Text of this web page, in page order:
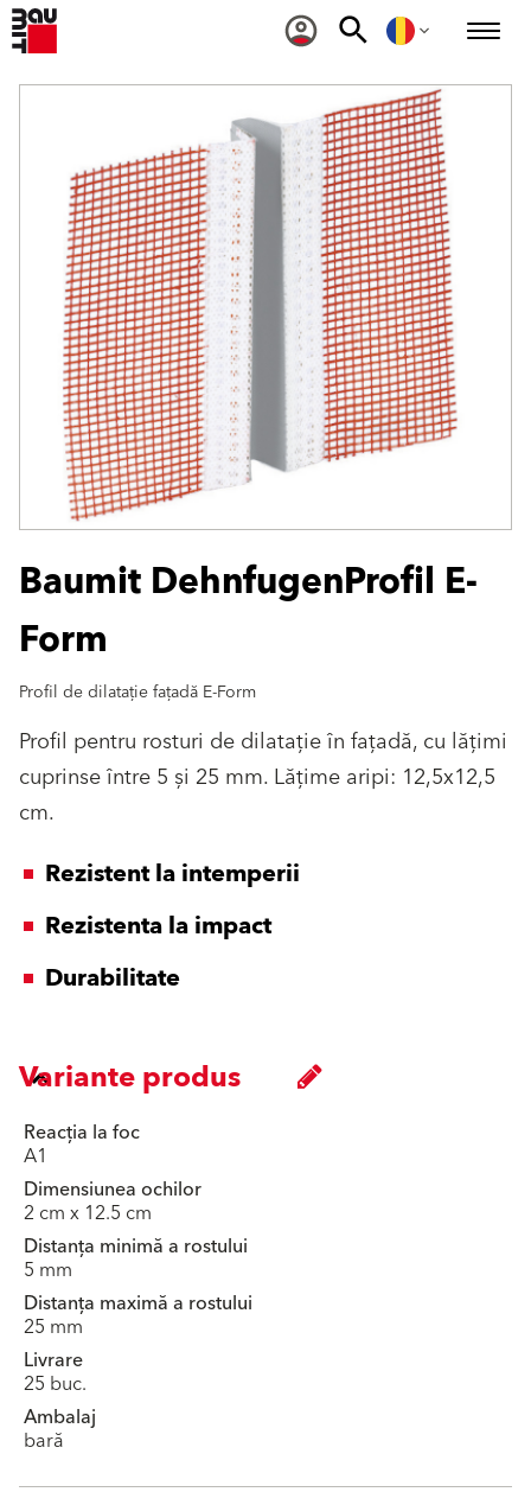
Baumit DehnfugenProfil E-
Form
Profil de dilatație fațadă E-Form
Profil pentru rosturi de dilatație în fațadă, cu lățimi
cuprinse între 5 și 25 mm. Lățime aripi: 12,5x12,5
cm.
Rezistent la intemperii
Rezistenta la impact
Durabilitate
Variante produs
Reacția la foc
A1
Dimensiunea ochilor
2 cm x 12.5 cm
Distanța minimă a rostului
5 mm
Distanța maximă a rostului
25 mm
Livrare
25 buc.
Ambalaj
bară